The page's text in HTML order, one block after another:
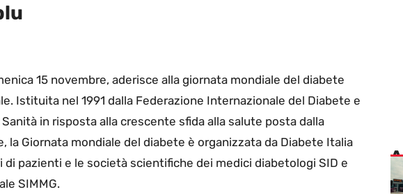
15 novembre, aderisce alla giornata mondiale del diabete
Istituita nel 1991 dalla Federazione Internazionale del Diabete e
in risposta alla crescente sfida alla salute posta dalla
Giornata mondiale del diabete è organizzata da Diabete Italia
di pazienti e le società scientifiche dei medici diabetologi SID e
SIMMG.